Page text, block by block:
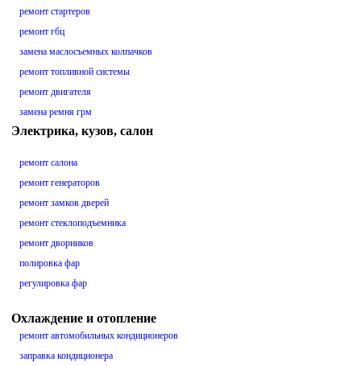
ремонт стартеров
ремонт гбц
замена маслосъемных колпачков
ремонт топливной системы
ремонт двигателя
замена ремня грм
Электрика, кузов, салон
ремонт салона
ремонт генераторов
ремонт замков дверей
ремонт стеклоподъемника
ремонт дворников
полировка фар
регулировка фар
Охлаждение и отопление
ремонт автомобильных кондиционеров
заправка кондиционера